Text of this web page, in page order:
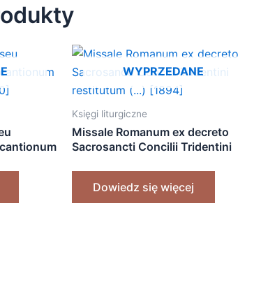
WYPRZEDANE
Księgi liturgiczne
Missale Romanum ex decreto
Sacrosancti Concilii Tridentini
Dowiedz się więcej